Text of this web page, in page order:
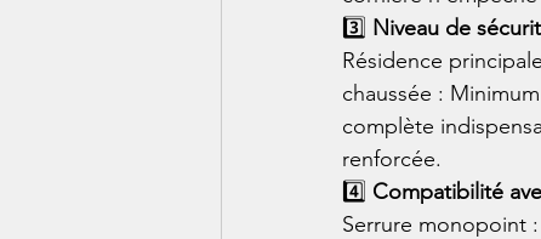
3️⃣ Niveau de
Résidence
chaussée :
complète
renforcée.
4️⃣ Compatibilité
Serrure monopoint